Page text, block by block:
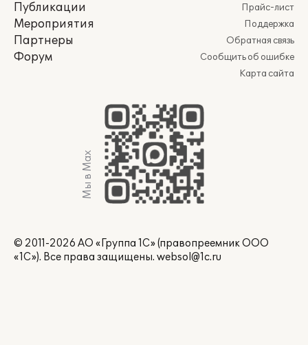
Публикации
Мероприятия
Партнеры
Форум
Прайс-лист
Поддержка
Обратная связь
Сообщить об ошибке
Карта сайта
Мы в Max
© 2011-2026 АО «Группа 1С» (правопреемник ООО
«1С»). Все права защищены. websol@1c.ru